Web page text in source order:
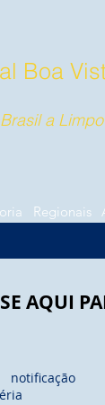
a
Regionais
Boa
AQUI